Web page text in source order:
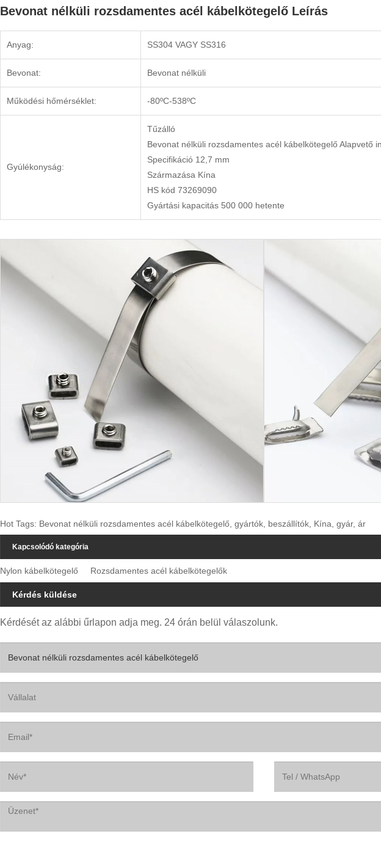
Bevonat nélküli rozsdamentes acél kábelkötegelő Leírás
Anyag: SS304 VAGY SS316
Bevonat: Bevonat nélküli
Működési hőmérséklet: -80ºC-538ºC
Gyúlékonyság:
Tűzálló
Bevonat nélküli rozsdamentes acél kábelkötegelő Alapvető
Specifikáció 12,7 mm
Származása Kína
HS kód 73269090
Gyártási kapacitás 500 000 hetente
Hot Tags: Bevonat nélküli rozsdamentes acél kábelkötegelő, gyártók, beszállítók, Kína, gyár, ár
Kapcsolódó kategória
Nylon kábelkötegelő Rozsdamentes acél kábelkötegelők
Kérdés küldése
Kérdését az alábbi űrlapon adja meg. 24 órán belül válaszolunk.